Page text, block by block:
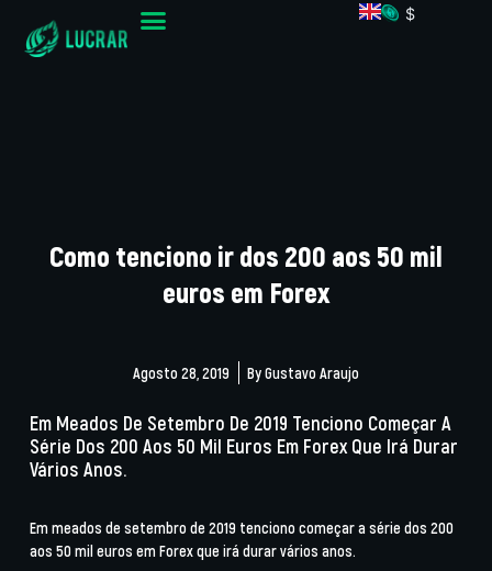
$
Como tenciono ir dos 200 aos 50 mil
euros em Forex
Agosto 28, 2019 ByGustavo Araujo
Em Meados De Setembro De 2019 Tenciono Começar A
Série Dos 200 Aos 50 Mil Euros Em Forex Que Irá Durar
Vários Anos.
Em meados de setembro de 2019 tenciono começar a série dos 200
aos 50 mil euros em Forex que irá durar vários anos.